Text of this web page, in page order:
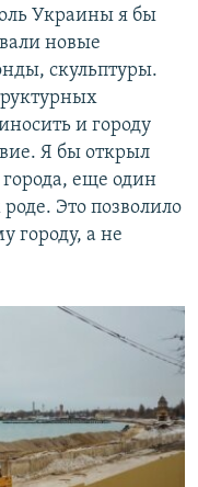
Украины я бы
новые
скульптуры.
и городу
Я бы открыл
еще один
Это позволило
городу, а не